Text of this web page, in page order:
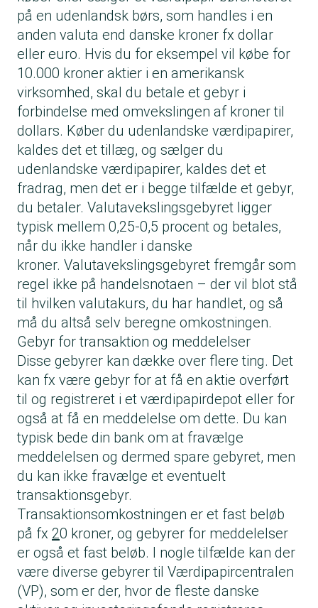
på en udenlandsk børs, som handles i en
anden valuta end danske kroner fx dollar
eller euro. Hvis du for eksempel vil købe for
10.000 kroner aktier i en amerikansk
virksomhed, skal du betale et gebyr i
forbindelse med omvekslingen af kroner til
dollars. Køber du udenlandske værdipapirer,
kaldes det et tillæg, og sælger du
udenlandske værdipapirer, kaldes det et
fradrag, men det er i begge tilfælde et gebyr,
du betaler. Valutavekslingsgebyret ligger
typisk mellem 0,25-0,5 procent og betales,
når du ikke handler i danske
kroner. Valutavekslingsgebyret fremgår som
regel ikke på handelsnotaen – der vil blot stå
til hvilken valutakurs, du har handlet, og så
må du altså selv beregne omkostningen.
Gebyr for transaktion og meddelelser
Disse gebyrer kan dække over flere ting. Det
kan fx være gebyr for at få en aktie overført
til og registreret i et værdipapirdepot eller for
også at få en meddelelse om dette. Du kan
typisk bede din bank om at fravælge
meddelelsen og dermed spare gebyret, men
du kan ikke fravælge et eventuelt
transaktionsgebyr.
Transaktionsomkostningen er et fast beløb
på fx 20 kroner, og gebyrer for meddelelser
er også et fast beløb. I nogle tilfælde kan der
være diverse gebyrer til Værdipapircentralen
(VP), som er der, hvor de fleste danske